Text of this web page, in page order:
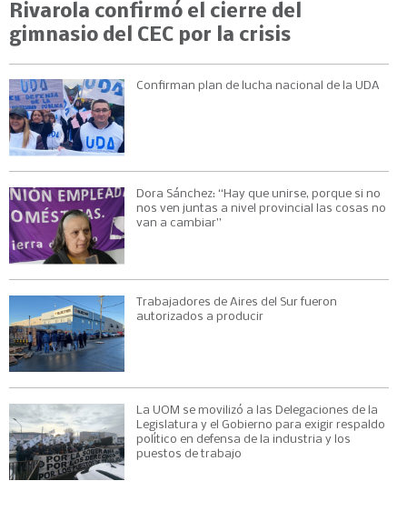
Rivarola confirmó el cierre del
gimnasio del CEC por la crisis
Confirman plan de lucha nacional de la UDA
Dora Sánchez: “Hay que unirse, porque si no
nos ven juntas a nivel provincial las cosas no
van a cambiar”
Trabajadores de Aires del Sur fueron
autorizados a producir
La UOM se movilizó a las Delegaciones de la
Legislatura y el Gobierno para exigir respaldo
político en defensa de la industria y los
puestos de trabajo